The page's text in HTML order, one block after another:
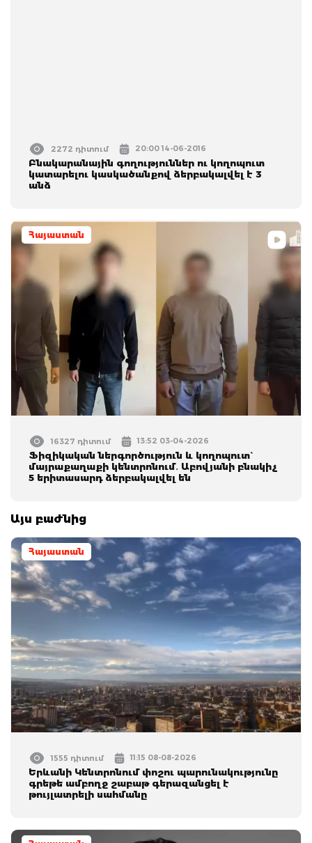
2272 դիտում 20:00 14-06-2016
Բնակարանային գողություններ ու կողոպուտ
կատարելու կասկածանքով ձերբակալվել է 3
անձ
Հայաստան
16327 դիտում 13:52 03-04-2026
Ֆիզիկական ներգործություն և կողոպուտ`
մայրաքաղաքի կենտրոնում․ Աբովյանի բնակիչ
5 երիտասարդ ձերբակալվել են
Այս բաժնից
Հայաստան
1555 դիտում 11:15 08-08-2026
Երևանի Կենտրոնում փոշու պարունակությունը
գրեթե ամբողջ շաբաթ գերազանցել է
թույլատրելի սահմանը